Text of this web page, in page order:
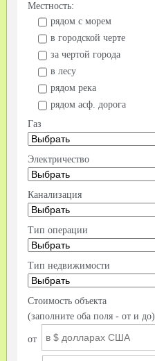
Местность:
рядом с морем
в городской черте
за чертой города
в лесу
рядом река
рядом асф. дорога
Газ
Электричество
Канализация
Тип операции
Тип недвижимости
Стоимость объекта
(заполните оба поля - от и до)
от